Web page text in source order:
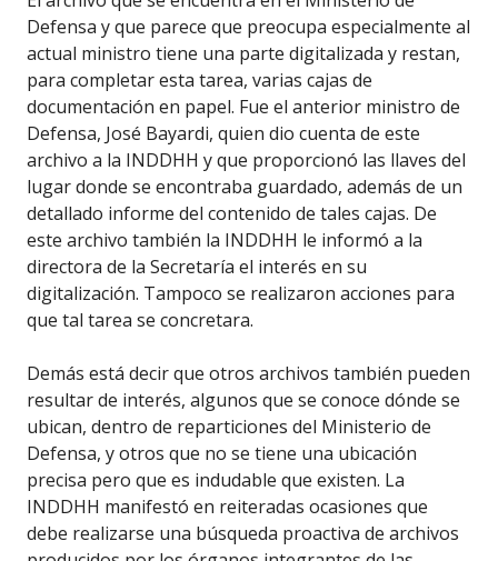
Defensa y que parece que preocupa especialmente al
actual ministro tiene una parte digitalizada y restan,
para completar esta tarea, varias cajas de
documentación en papel. Fue el anterior ministro de
Defensa, José Bayardi, quien dio cuenta de este
archivo a la INDDHH y que proporcionó las llaves del
lugar donde se encontraba guardado, además de un
detallado informe del contenido de tales cajas. De
este archivo también la INDDHH le informó a la
directora de la Secretaría el interés en su
digitalización. Tampoco se realizaron acciones para
que tal tarea se concretara.
Demás está decir que otros archivos también pueden
resultar de interés, algunos que se conoce dónde se
ubican, dentro de reparticiones del Ministerio de
Defensa, y otros que no se tiene una ubicación
precisa pero que es indudable que existen. La
INDDHH manifestó en reiteradas ocasiones que
debe realizarse una búsqueda proactiva de archivos